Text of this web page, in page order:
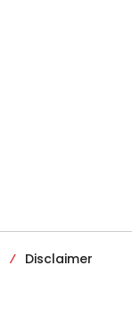
Disclaimer